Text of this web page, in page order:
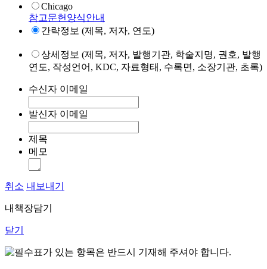
Chicago
참고문헌양식안내
간략정보 (제목, 저자, 연도)
상세정보 (제목, 저자, 발행기관, 학술지명, 권호, 발행
연도, 작성언어, KDC, 자료형태, 수록면, 소장기관, 초록)
수신자 이메일
발신자 이메일
제목
메모
취소 내보내기
내책장담기
닫기
표가 있는 항목은 반드시 기재해 주셔야 합니다.